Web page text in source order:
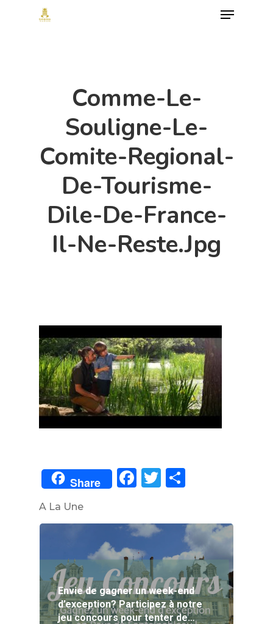
Menu
Comme-Le-
Souligne-Le-
Comite-Regional-
De-Tourisme-
Dile-De-France-
Il-Ne-Reste.jpg
Share Facebook
Twitter
A La Une
Envie de gagner un week-end
d’exception? Participez à notre
jeu concours pour tenter de…